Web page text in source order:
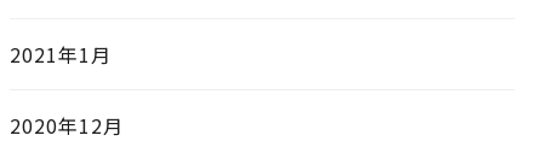
2021年1月
2020年12月